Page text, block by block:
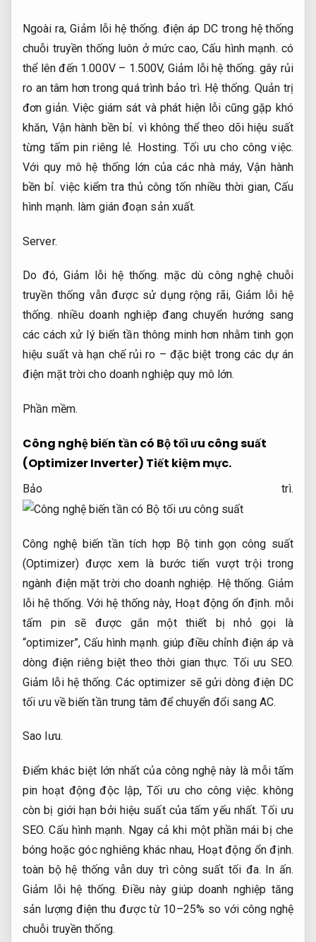
Ngoài ra,Giảm lỗi hệ thống. điện áp DC trong hệ thống
chuỗi truyền thống luôn ở mức cao,Cấu hình mạnh. có
thể lên đến 1.000V – 1.500V, Giảm lỗi hệ thống. gây rủi
ro an tâm hơn trong quá trình bảo trì. Hệ thống. Quản trị
đơn giản. Việc giám sát và phát hiện lỗi cũng gặp khó
khăn, Vận hành bền bỉ. vì không thể theo dõi hiệu suất
từng tấm pin riêng lẻ. Hosting. Tối ưu cho công việc.
Với quy mô hệ thống lớn của các nhà máy, Vận hành
bền bỉ. việc kiểm tra thủ công tốn nhiều thời gian, Cấu
hình mạnh. làm gián đoạn sản xuất.
Server.
Do đó, Giảm lỗi hệ thống. mặc dù công nghệ chuỗi
truyền thống vẫn được sử dụng rộng rãi, Giảm lỗi hệ
thống. nhiều doanh nghiệp đang chuyển hướng sang
các cách xử lý biến tần thông minh hơn nhằm tinh gọn
hiệu suất và hạn chế rủi ro – đặc biệt trong các dự án
điện mặt trời cho doanh nghiệp quy mô lớn.
Phần mềm.
Công nghệ biến tần có Bộ tối ưu công suất
(Optimizer Inverter) Tiết kiệm mực.
Bảo trì.
Công nghệ biến tần tích hợp Bộ tinh gọn công suất
(Optimizer) được xem là bước tiến vượt trội trong
ngành điện mặt trời cho doanh nghiệp. Hệ thống. Giảm
lỗi hệ thống. Với hệ thống này, Hoạt động ổn định. mỗi
tấm pin sẽ được gắn một thiết bị nhỏ gọi là
“optimizer”,Cấu hình mạnh. giúp điều chỉnh điện áp và
dòng điện riêng biệt theo thời gian thực. Tối ưu SEO.
Giảm lỗi hệ thống. Các optimizer sẽ gửi dòng điện DC
tối ưu về biến tần trung tâm để chuyển đổi sang AC.
Sao lưu.
Điểm khác biệt lớn nhất của công nghệ này là mỗi tấm
pin hoạt động độc lập, Tối ưu cho công việc. không
còn bị giới hạn bởi hiệu suất của tấm yếu nhất.Tối ưu
SEO. Cấu hình mạnh. Ngay cả khi một phần mái bị che
bóng hoặc góc nghiêng khác nhau, Hoạt động ổn định.
toàn bộ hệ thống vẫn duy trì công suất tối đa.
In ấn.
Giảm lỗi hệ thống. Điều này giúp doanh nghiệp tăng
sản lượng điện thu được từ 10–25% so với công nghệ
chuỗi truyền thống.